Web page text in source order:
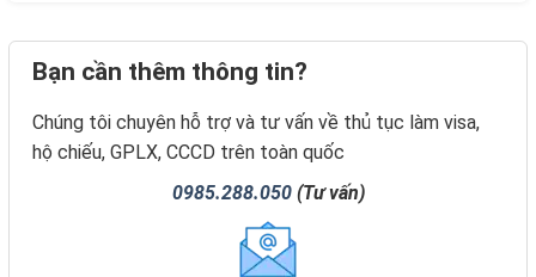
Bạn cần thêm thông tin?
Chúng tôi chuyên hỗ trợ và tư vấn về thủ tục làm visa,
hộ chiếu, GPLX, CCCD trên toàn quốc
0985.288.050(Tư vấn)